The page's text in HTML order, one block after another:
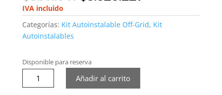
original
era:
actual
es:
IVA incluido
Categorías: Kit Autoinstalable Off-Grid, Kit
Autoinstalables
Disponible para reserva
Solar
Añadir al carrito